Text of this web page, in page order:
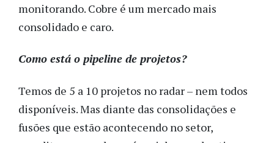
monitorando. Cobre é um mercado mais
consolidado e caro.
Como está o pipeline de projetos?
Temos de 5 a 10 projetos no radar – nem todos
disponíveis. Mas diante das consolidações e
fusões que estão acontecendo no setor,